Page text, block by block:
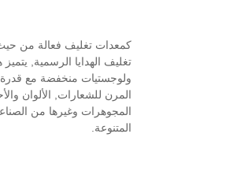
كمعدات تغليف فعالة من
تغليف الهدايا الرسمية,
ولوجستيات منخفضة مع
المرن للشعارات, الألوان
المجوهرات وغيرها من
المتنوعة.